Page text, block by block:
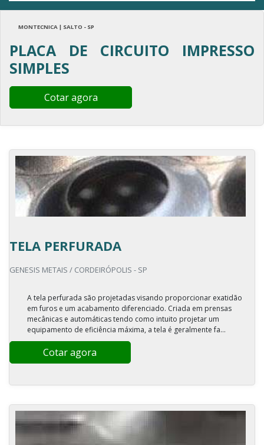
MONTECNICA | SALTO - SP
PLACA DE CIRCUITO IMPRESSO
SIMPLES
Cotar agora
TELA PERFURADA
GENESIS METAIS / CORDEIRÓPOLIS - SP
A tela perfurada são projetadas visando proporcionar exatidão
em furos e um acabamento diferenciado. Criada em prensas
mecânicas e automáticas tendo como intuito projetar um
equipamento de eficiência máxima, a tela é geralmente fa...
Cotar agora